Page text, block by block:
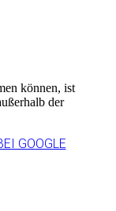
können, ist
der
GOOGLE